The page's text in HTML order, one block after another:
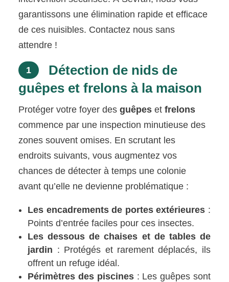
garantissons une élimination rapide et efficace
de ces nuisibles. Contactez nous sans
attendre !
1
Détection de nids de
guêpes et frelons à la maison
Protéger votre foyer desguêpes etfrelons
commence par une inspection minutieuse des
zones souvent omises. En scrutant les
endroits suivants, vous augmentez vos
chances de détecter à temps une colonie
avant qu’elle ne devienne problématique :
Les encadrements de portes extérieures :
Points d’entrée faciles pour ces insectes.
Les dessous de chaises et de tables de
jardin : Protégés et rarement déplacés, ils
offrent un refuge idéal.
Périmètres des piscines: Les guêpes sont